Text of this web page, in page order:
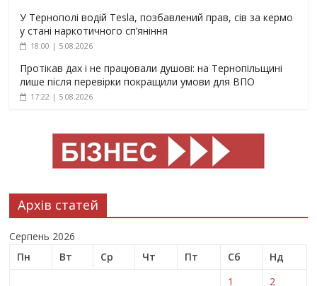
У Тернополі водій Tesla, позбавлений прав, сів за кермо
у стані наркотичного сп’яніння
18:00 | 5.08.2026
Протікав дах і не працювали душові: на Тернопільщині
лише після перевірки покращили умови для ВПО
17:22 | 5.08.2026
Архів статей
Серпень 2026
Пн
Вт Ср Чт Пт Сб
Нд
1
2